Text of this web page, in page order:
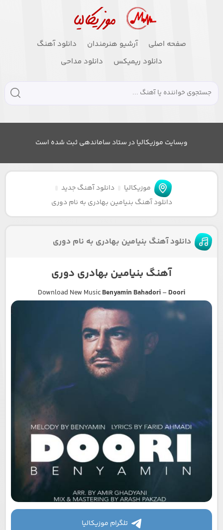
صفحه اصلی آرشیو هنرمندان
دانلود آهنگ
دانلود ریمیکس
دانلود مداحی
وبسایت موزیکالیا در ستاد ساماندهی ثبت شده است
موزیکالیا
دانلود آهنگ جدید
دانلود آهنگ بنیامین بهادری به نام دوری
دانلود آهنگ بنیامین بهادری به نام دوری
آهنگ بنیامین بهادری دوری
Download New MusicBenyamin Bahadori– Doori
تلگرام موزیکالیا